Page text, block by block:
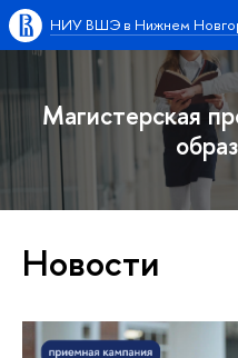
НИУ ВШЭ в Нижнем
Магистерская
Новости